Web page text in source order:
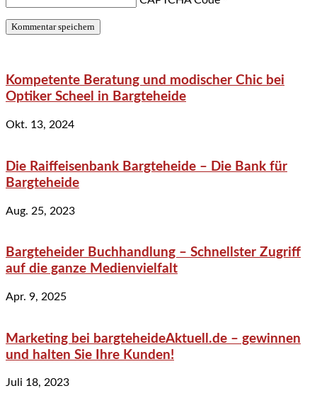
Kompetente Beratung und modischer Chic bei
Optiker Scheel in Bargteheide
Okt. 13, 2024
Die Raiffeisenbank Bargteheide – Die Bank für
Bargteheide
Aug. 25, 2023
Bargteheider Buchhandlung – Schnellster Zugriff
auf die ganze Medienvielfalt
Apr. 9, 2025
Marketing bei bargteheideAktuell.de – gewinnen
und halten Sie Ihre Kunden!
Juli 18, 2023